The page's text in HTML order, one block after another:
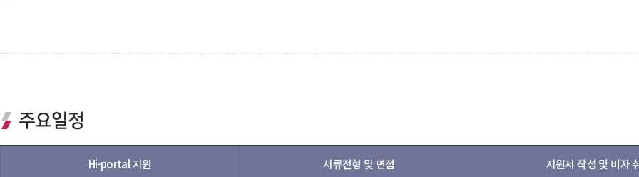
주요일정
Hi-portal 지원 서류전형 및 면접 지원서 작성 및 비자